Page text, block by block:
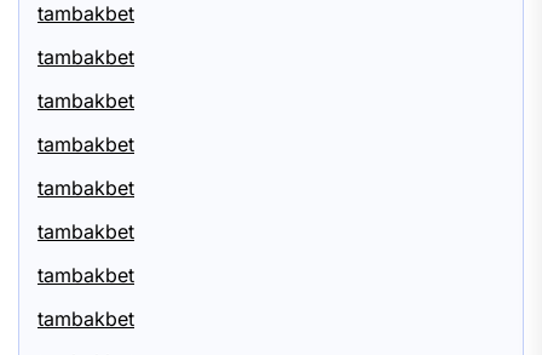
tambakbet
tambakbet
tambakbet
tambakbet
tambakbet
tambakbet
tambakbet
tambakbet